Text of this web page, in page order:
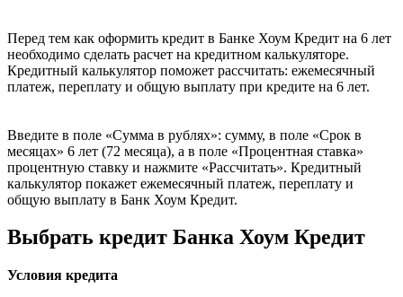
Перед тем как оформить кредит в Банке Хоум Кредит на 6 лет
необходимо сделать расчет на кредитном калькуляторе.
Кредитный калькулятор поможет рассчитать: ежемесячный
платеж, переплату и общую выплату при кредите на 6 лет.
Введите в поле «Сумма в рублях»: сумму, в поле «Срок в
месяцах» 6 лет (72 месяца), а в поле «Процентная ставка»
процентную ставку и нажмите «Рассчитать». Кредитный
калькулятор покажет ежемесячный платеж, переплату и
общую выплату в Банк Хоум Кредит.
Выбрать кредит Банка Хоум Кредит
Условия кредита